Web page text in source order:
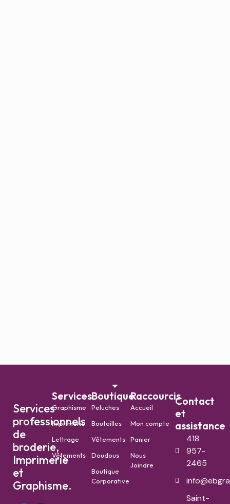
Services
professionnels
de
broderie,
Imprimerie
et
Graphisme.
Services
Graphisme
Imprimerie
Lettrage
Vêtements
Boutique
Peluches
Bouteilles
Vêtements
Doudous
Boutique
Corporative
Raccourcis
Accueil
Mon compte
Panier
Nous
Joindre
Contact
et
assistance
418
957-
2465
Saint-